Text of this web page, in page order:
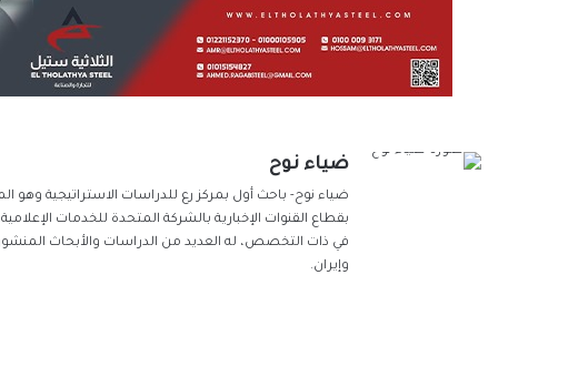
ضياء نوح
ضياء نوح- باحث أول بمركز رع للدراسات الاستراتيجية وهو
بقطاع القنوات الإخبارية بالشركة المتحدة للخدمات
في ذات التخصص، له العديد من الدراسات والأبحاث
وإيران.